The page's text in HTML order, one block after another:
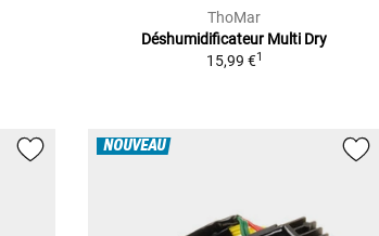
ThoMar
Déshumidificateur Multi Dry
15,99 €1
NOUVEAU